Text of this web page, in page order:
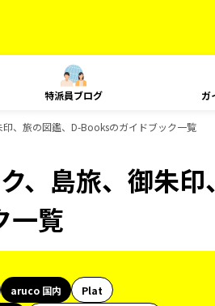
特派員ブログ ガ
、旅の図鑑、D-Booksのガイドブック一覧
、島旅、御朱印、
一覧
aruco 国内
Plat